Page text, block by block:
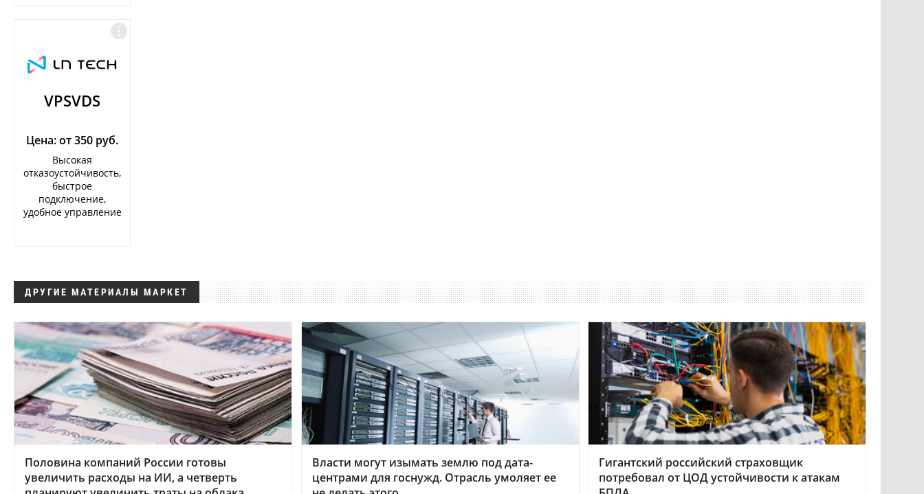
VPSVDS
Цена: от 350 руб.
Высокая
отказоустойчивость,
быстрое
подключение,
удобное управление
ДРУГИЕ МАТЕРИАЛЫ МАРКЕТ
Половина компаний России готовы
увеличить расходы на ИИ, а четверть
Власти могут изымать землю под дата-
центрами для госнужд. Отрасль умоляет ее
Гигантский российский страховщик
потребовал от ЦОД устойчивости к атакам